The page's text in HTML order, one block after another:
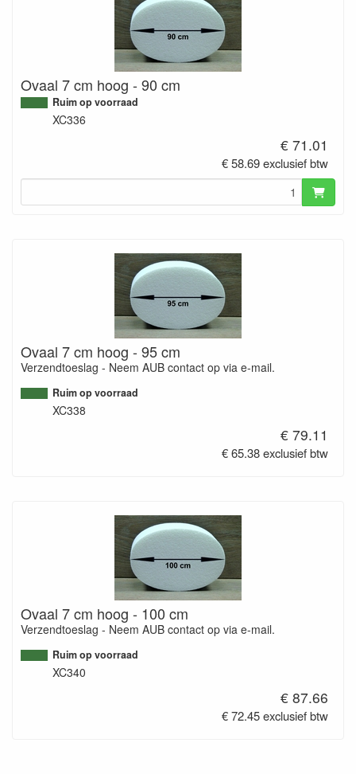
Ovaal 7 cm hoog - 90 cm
Ruim op voorraad
XC336
€ 71.01
€ 58.69 exclusief btw
Ovaal 7 cm hoog - 95 cm
Verzendtoeslag - Neem AUB contact op via e-mail.
Ruim op voorraad
XC338
€ 79.11
€ 65.38 exclusief btw
Ovaal 7 cm hoog - 100 cm
Verzendtoeslag - Neem AUB contact op via e-mail.
Ruim op voorraad
XC340
€ 87.66
€ 72.45 exclusief btw